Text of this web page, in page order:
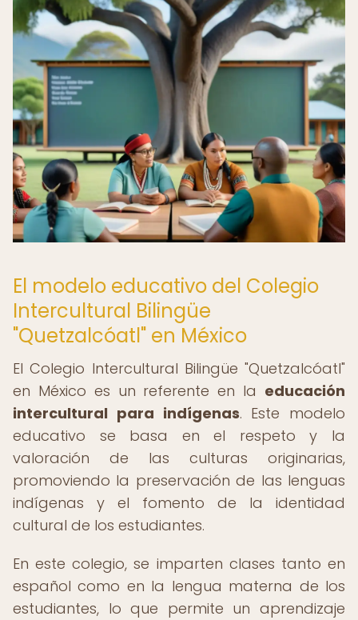
El modelo educativo del Colegio
Intercultural Bilingüe
"Quetzalcóatl" en México
El Colegio Intercultural Bilingüe "Quetzalcóatl"
en México es un referente en la educación
intercultural para indígenas. Este modelo
educativo se basa en el respeto y la
valoración de las culturas originarias,
promoviendo la preservación de las lenguas
indígenas y el fomento de la identidad
cultural de los estudiantes.
En este colegio, se imparten clases tanto en
español como en la lengua materna de los
estudiantes, lo que permite un aprendizaje